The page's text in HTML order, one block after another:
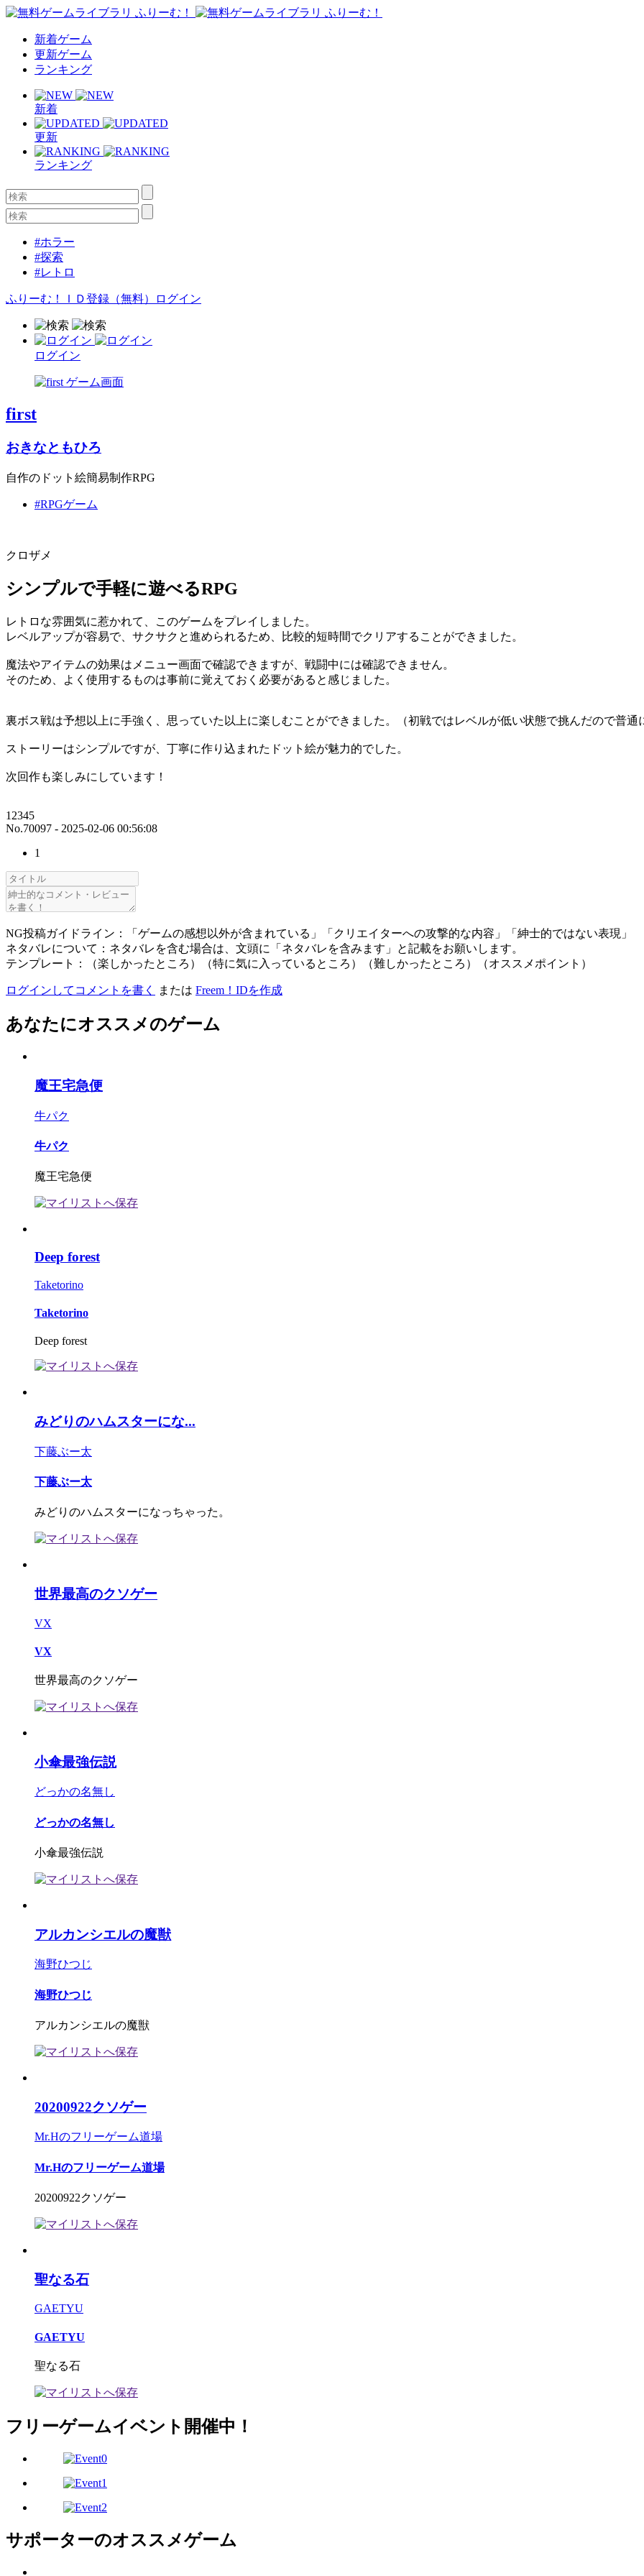
新着ゲーム
更新ゲーム
ランキング
新着
更新
ランキング
#ホラー
#探索
#レトロ
ふりーむ！ＩＤ登録（無料） ログイン
ログイン
first
おきなともひろ
自作のドット絵簡易制作RPG
#RPGゲーム
クロザメ
シンプルで手軽に遊べるRPG
レトロな雰囲気に惹かれて、このゲームをプレイしました。
レベルアップが容易で、サクサクと進められるため、比較的短時間でクリアすることができました。
魔法やアイテムの効果はメニュー画面で確認できますが、戦闘中には確認できません。
そのため、よく使用するものは事前に覚えておく必要があると感じました。
裏ボス戦は予想以上に手強く、思っていた以上に楽しむことができました。（初戦ではレベルが低い状態で挑んだので普通
ストーリーはシンプルですが、丁寧に作り込まれたドット絵が魅力的でした。
次回作も楽しみにしています！
12345
No.70097 - 2025-02-06 00:56:08
1
NG投稿ガイドライン：「ゲームの感想以外が含まれている」「クリエイターへの攻撃的な内容」「紳士的ではない表現」
ネタバレについて：ネタバレを含む場合は、文頭に「ネタバレを含みます」と記載をお願いします。
テンプレート：（楽しかったところ）（特に気に入っているところ）（難しかったところ）（オススメポイント）
ログインしてコメントを書く または Freem！IDを作成
あなたにオススメのゲーム
魔王宅急便
牛パク
牛パク
魔王宅急便
Deep forest
Taketorino
Taketorino
Deep forest
みどりのハムスターにな...
下藤ぶー太
下藤ぶー太
みどりのハムスターになっちゃった。
世界最高のクソゲー
VX
VX
世界最高のクソゲー
小傘最強伝説
どっかの名無し
どっかの名無し
小傘最強伝説
アルカンシエルの魔獣
海野ひつじ
海野ひつじ
アルカンシエルの魔獣
20200922クソゲー
Mr.Hのフリーゲーム道場
Mr.Hのフリーゲーム道場
20200922クソゲー
聖なる石
GAETYU
GAETYU
聖なる石
フリーゲームイベント開催中！
サポーターのオススメゲーム